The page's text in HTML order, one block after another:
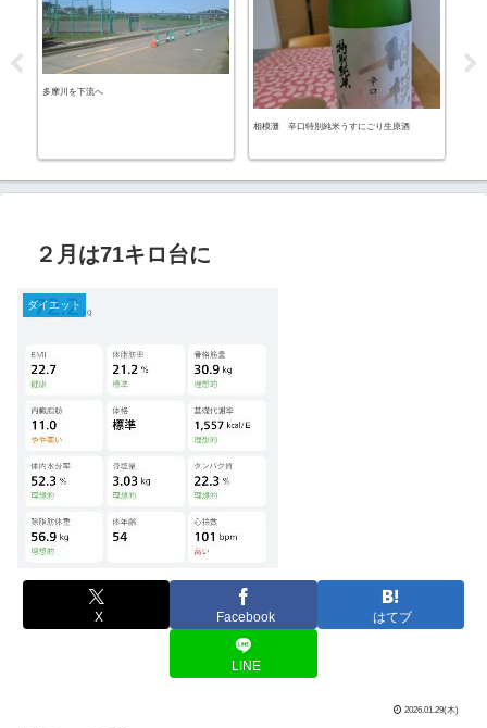
多摩川を下流へ
相模灘 辛口特別純米うすにごり生原酒
２月は71キロ台に
ダイエット
X Facebook はてブ
LINE
2026.01.29(木)